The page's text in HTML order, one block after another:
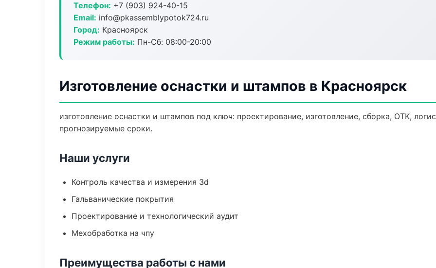
Телефон: +7 (903) 924-40-15
Email: info@pkassemblypotok724.ru
Город: Красноярск
Режим работы: Пн-Сб: 08:00-20:00
Изготовление оснастки и штампов в Красноярск
изготовление оснастки и штампов под ключ: проектирование, изготовление, сборка, ОТК,
прогнозируемые сроки.
Наши услуги
Контроль качества и измерения 3d
Гальванические покрытия
Проектирование и технологический аудит
Мехобработка на чпу
Преимущества работы с нами